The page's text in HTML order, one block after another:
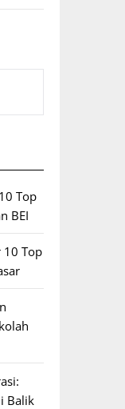
Top
BEI
10 Top
Balik